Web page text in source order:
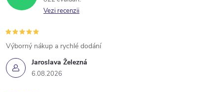
Vezi recenzii
Jaroslava Železná
6.08.2026
Výborný nákup a rychlé dodání